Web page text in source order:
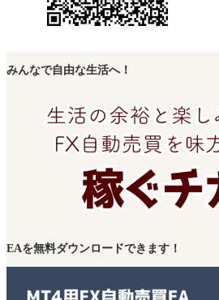
みんなで自由な生活へ！
EAを無料ダウンロードできます！